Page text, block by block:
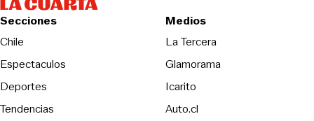
Secciones
Chile
Espectaculos
Deportes
Tendencias
Medios
La TerceraOpens in new
Glamorama
Icarito
Auto.cl